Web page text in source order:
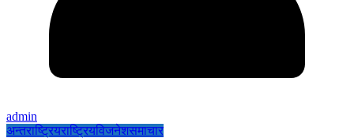
admin
अन्तराष्ट्रियराष्ट्रियविजनेशसमाचार